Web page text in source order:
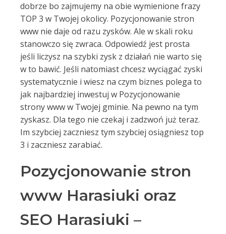
dobrze bo zajmujemy na obie wymienione frazy
TOP 3 w Twojej okolicy. Pozycjonowanie stron
www nie daje od razu zysków. Ale w skali roku
stanowczo się zwraca. Odpowiedź jest prosta
jeśli liczysz na szybki zysk z działań nie warto się
w to bawić. Jeśli natomiast chcesz wyciągać zyski
systematycznie i wiesz na czym biznes polega to
jak najbardziej inwestuj w Pozycjonowanie
strony www w Twojej gminie. Na pewno na tym
zyskasz. Dla tego nie czekaj i zadzwoń już teraz.
Im szybciej zaczniesz tym szybciej osiągniesz top
3 i zaczniesz zarabiać.
Pozycjonowanie stron
www Harasiuki oraz
SEO Harasiuki –